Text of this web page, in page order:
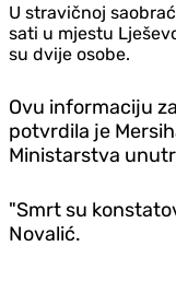
U stravičnoj
sati u mjestu
su dvije osobe.
Ovu informaciju
potvrdila je
Ministarstva
"Smrt su
Novalić.